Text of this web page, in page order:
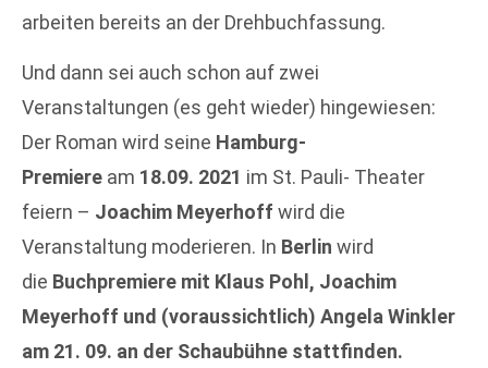
arbeiten bereits an der Drehbuchfassung.
Und dann sei auch schon auf zwei
Veranstaltungen (es geht wieder) hingewiesen:
Der Roman wird seine Hamburg-
Premiere am 18.09. 2021 im St. Pauli- Theater
feiern – Joachim Meyerhoff wird die
Veranstaltung moderieren. In Berlin wird
die Buchpremiere mit Klaus Pohl, Joachim
Meyerhoff und (voraussichtlich) Angela Winkler
am 21. 09. an der Schaubühne stattfinden.